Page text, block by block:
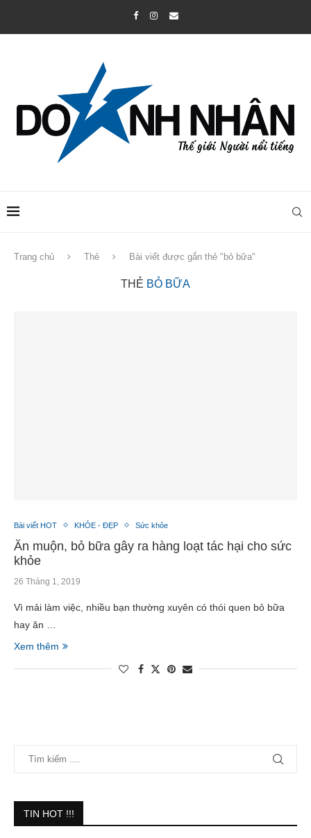
Trang chủ Thẻ Bài viết được gắn thẻ "bỏ bữa"
THẺ BỎ BỮA
Bài viết HOT KHỎE - ĐẸP Sức khỏe
Ăn muộn, bỏ bữa gây ra hàng loạt tác hại cho sức
khỏe
26 Tháng 1, 2019
Vì mải làm việc, nhiều bạn thường xuyên có thói quen bỏ bữa
hay ăn …
Xem thêm
TIN HOT !!!